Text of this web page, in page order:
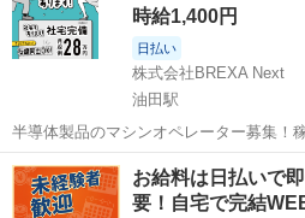
時給1,400円
日払い
株式会社BREXA Next
油田駅
半導体製品のマシンオペレーター募集！
時給1,400円～！備品付き1R寮をご用意
♪《富山県砺波市》 人気の工場のお仕事 ◇半導体製品のマシンオペレ
ーター◇ ＊クリーンル...
富山 砺波市 油田駅 その他
お給料は日払いで
要！自宅で完結